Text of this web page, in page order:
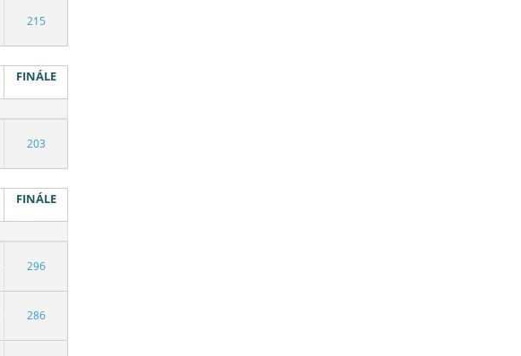
215
FINÁLE
203
FINÁLE
296
286